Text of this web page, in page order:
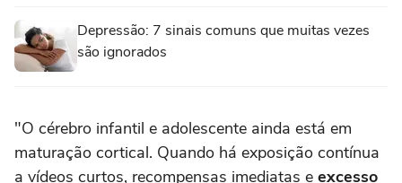
Depressão: 7 sinais comuns que muitas vezes
são ignorados
"O cérebro infantil e adolescente ainda está em
maturação cortical. Quando há exposição contínua
a vídeos curtos, recompensas imediatas e excesso